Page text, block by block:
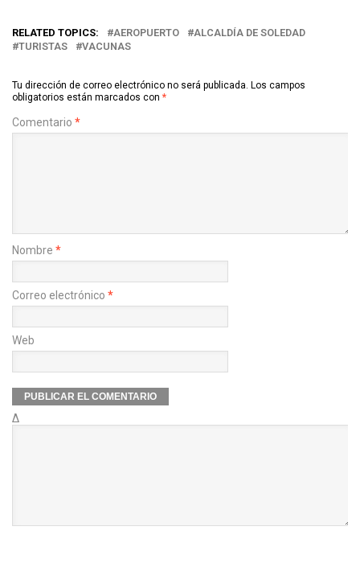
RELATED TOPICS: AEROPUERTO
ALCALDÍA DE SOLEDAD
TURISTAS
VACUNAS
Tu dirección de correo electrónico no será publicada. Los campos
obligatorios están marcados con *
Comentario *
Nombre *
Correo electrónico *
Web
Δ